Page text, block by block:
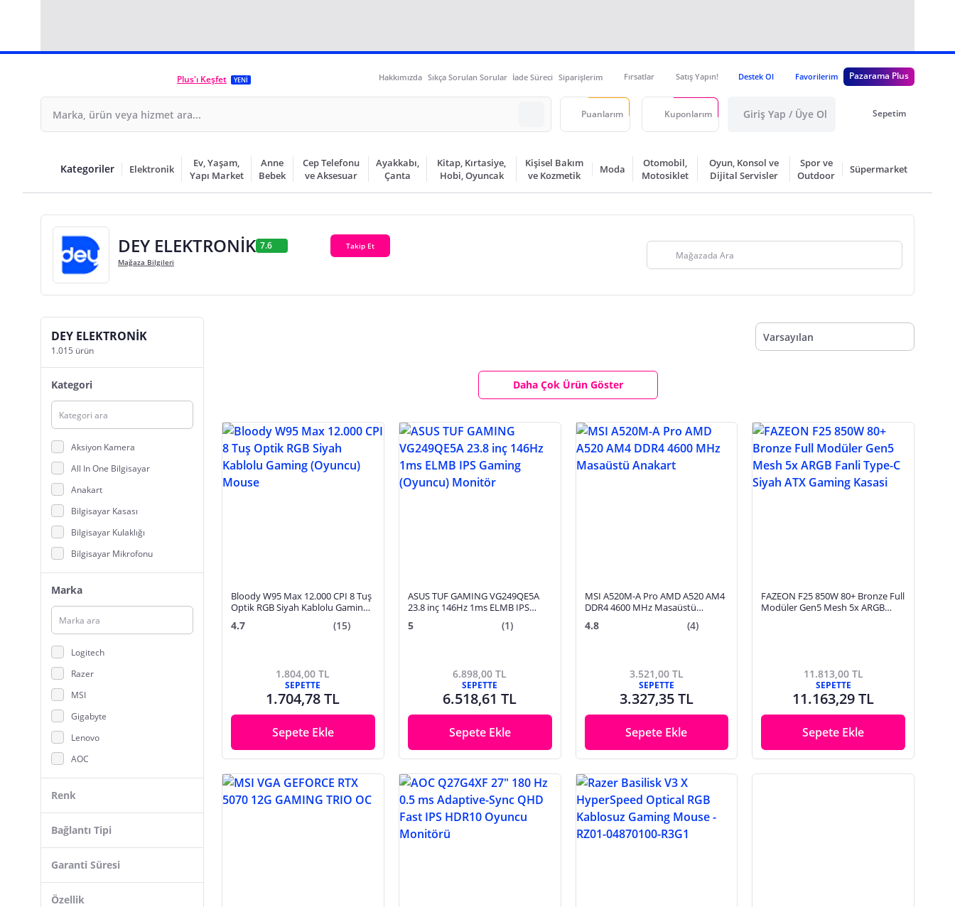
Plus'ı Keşfet YENİ Hakkımızda Sıkça Sorulan Sorular İade Süreci Siparişlerim Fırsatlar Satış Yapın! Destek Ol Favorilerim Pazarama Plus
Puanlarım Kuponlarım Giriş Yap / Üye Ol Sepetim
Kategoriler Elektronik
Ev, Yaşam,
Yapı Market
Anne
Bebek
Cep Telefonu
ve Aksesuar
Ayakkabı,
Çanta
Kitap, Kırtasiye,
Hobi, Oyuncak
Kişisel Bakım
ve Kozmetik
Moda
Otomobil,
Motosiklet
Oyun, Konsol ve
Dijital Servisler
Spor ve
Outdoor
Süpermarket
DEY ELEKTRONİK 7.6
Takip Et
Mağaza Bilgileri
DEY ELEKTRONİK
1.015 ürün
Kategori
Aksiyon Kamera
All In One Bilgisayar
Anakart
Bilgisayar Kasası
Bilgisayar Kulaklığı
Bilgisayar Mikrofonu
Bilgisayar Outlet ve Teşhir Ürünleri
Bluetooth Kulaklık
CD/DVD Rom
Çevirici Adaptörler
Dijital Fotoğraf Makinesi
Flash Bellek
Fotoğraf Çerçevesi
Hafıza Kartı, Micro SD
Marka
Logitech
Razer
MSI
Gigabyte
Lenovo
AOC
Divoom
Thrustmaster
FAZEON
Bloody
Renk
Bağlantı Tipi
Garanti Süresi
Özellik
Varsayılan
Daha Çok Ürün Göster
Bloody W95 Max 12.000 CPI 8 Tuş
Optik RGB Siyah Kablolu Gaming
4.7 (15)
1.804,00 TL
SEPETTE
1.704,78 TL
Sepete Ekle
ASUS TUF GAMING VG249QE5A
23.8 inç 146Hz 1ms ELMB IPS
5 (1)
6.898,00 TL
SEPETTE
6.518,61 TL
Sepete Ekle
MSI A520M-A Pro AMD A520 AM4
DDR4 4600 MHz Masaüstü
4.8 (4)
3.521,00 TL
SEPETTE
3.327,35 TL
Sepete Ekle
FAZEON F25 850W 80+ Bronze Full
Modüler Gen5 Mesh 5x ARGB
11.813,00 TL
SEPETTE
11.163,29 TL
Sepete Ekle